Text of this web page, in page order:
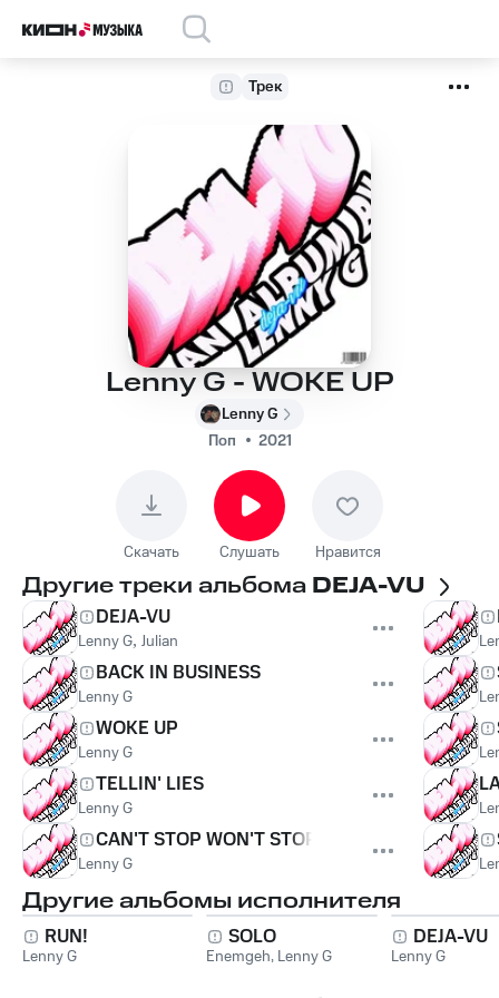
Трек
Lenny G - WOKE UP
Lenny G
Поп
2021
Скачать Слушать Нравится
Другие треки альбома DEJA-VU
DEJA-VU
Lenny G, Julian
BACK IN BUSINESS
Lenny G
WOKE UP
Lenny G
TELLIN' LIES
Lenny G
CAN'T STOP WON'T STOP
Lenny G
Другие альбомы исполнителя
RUN!
Lenny G
SOLO
Enemgeh, Lenny G
DEJA-VU
Lenny G